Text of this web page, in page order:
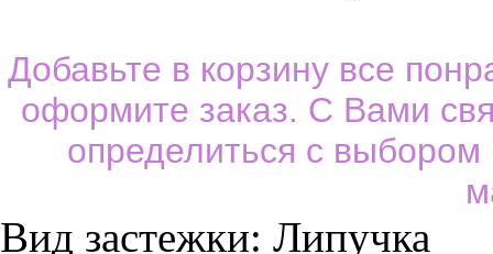
Добавьте в корзину все
оформите заказ. С Вами
определиться с
Вид застежки: Липучка